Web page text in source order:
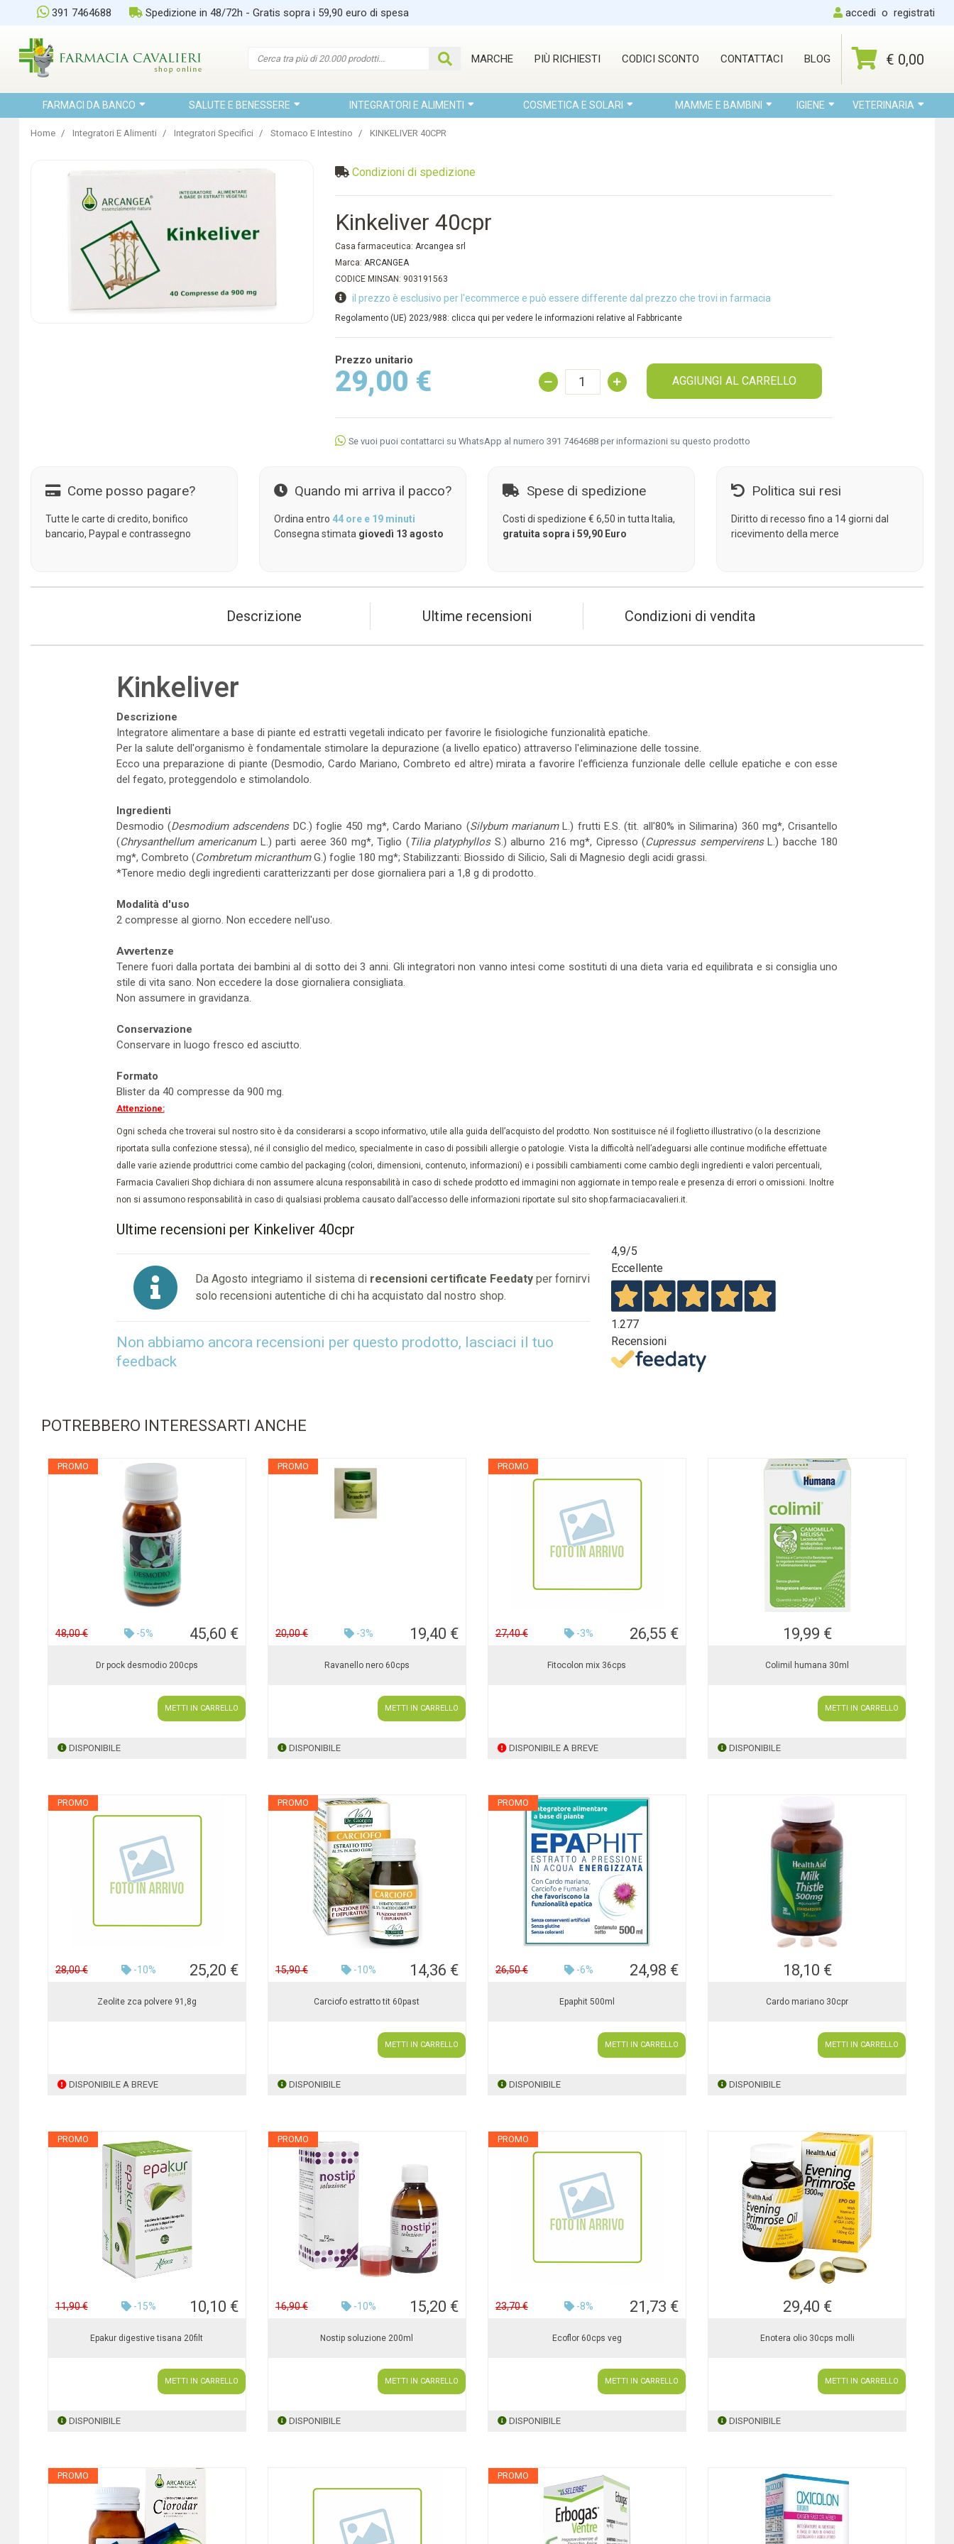
391 7464688 Spedizione in 48/72h - Gratis sopra i 59,90 euro di spesa accedi o registrati
MARCHE PIÙ RICHIESTI CODICI SCONTO CONTATTACI BLOG € 0,00
FARMACI DA BANCO SALUTE E BENESSERE INTEGRATORI E ALIMENTI COSMETICA E SOLARI MAMME E BAMBINI IGIENE VETERINARIA
Home Integratori E Alimenti Integratori Specifici Stomaco E Intestino KINKELIVER 40CPR
Condizioni di spedizione
Kinkeliver 40cpr
Casa farmaceutica:Arcangea srl
Marca:ARCANGEA
CODICE MINSAN: 903191563
il prezzo è esclusivo per l'ecommerce e può essere differente dal prezzo che trovi in farmacia
Regolamento (UE) 2023/988: clicca qui per vedere le informazioni relative al Fabbricante
Prezzo unitario
29,00 € AGGIUNGI AL CARRELLO
Se vuoi puoi contattarci su WhatsApp al numero 391 7464688 per informazioni su questo prodotto
Come posso pagare?
Tutte le carte di credito, bonifico
bancario, Paypal e contrassegno
Quando mi arriva il pacco?
Ordina entro 44 ore e 19 minuti
Consegna stimata giovedì 13 agosto
Spese di spedizione
Costi di spedizione € 6,50 in tutta Italia,
gratuita sopra i 59,90 Euro
Politica sui resi
Diritto di recesso fino a 14 giorni dal
ricevimento della merce
Descrizione Ultime recensioni Condizioni di vendita
Kinkeliver
Descrizione
Integratore alimentare a base di piante ed estratti vegetali indicato per favorire le fisiologiche funzionalità epatiche.
Per la salute dell'organismo è fondamentale stimolare la depurazione (a livello epatico) attraverso l'eliminazione delle tossine.
Ecco una preparazione di piante (Desmodio, Cardo Mariano, Combreto ed altre) mirata a favorire l'efficienza funzionale delle cellule epatiche e con esse
del fegato, proteggendolo e stimolandolo.
Ingredienti
Desmodio (Desmodium adscendensDC.) foglie 450 mg*, Cardo Mariano (Silybum marianumL.) frutti E.S. (tit. all'80% in Silimarina) 360 mg*, Crisantello
(Chrysanthellum americanumL.) parti aeree 360 mg*, Tiglio (Tilia platyphyllosS.) alburno 216 mg*, Cipresso (Cupressus sempervirensL.) bacche 180
mg*, Combreto (Combretum micranthumG.) foglie 180 mg*; Stabilizzanti: Biossido di Silicio, Sali di Magnesio degli acidi grassi.
*Tenore medio degli ingredienti caratterizzanti per dose giornaliera pari a 1,8 g di prodotto.
Modalità d'uso
2 compresse al giorno. Non eccedere nell'uso.
Avvertenze
Tenere fuori dalla portata dei bambini al di sotto dei 3 anni. Gli integratori non vanno intesi come sostituti di una dieta varia ed equilibrata e si consiglia uno
stile di vita sano. Non eccedere la dose giornaliera consigliata.
Non assumere in gravidanza.
Conservazione
Conservare in luogo fresco ed asciutto.
Formato
Blister da 40 compresse da 900 mg.
Attenzione:
Ogni scheda che troverai sul nostro sito è da considerarsi a scopo informativo, utile alla guida dell’acquisto del prodotto. Non sostituisce né il foglietto illustrativo (o la descrizione
riportata sulla confezione stessa), né il consiglio del medico, specialmente in caso di possibili allergie o patologie. Vista la difficoltà nell’adeguarsi alle continue modifiche effettuate
dalle varie aziende produttrici come cambio del packaging (colori, dimensioni, contenuto, informazioni) e i possibili cambiamenti come cambio degli ingredienti e valori percentuali,
Farmacia Cavalieri Shop dichiara di non assumere alcuna responsabilità in caso di schede prodotto ed immagini non aggiornate in tempo reale e presenza di errori o omissioni. Inoltre
non si assumono responsabilità in caso di qualsiasi problema causato dall’accesso delle informazioni riportate sul sito shop.farmaciacavalieri.it.
Ultime recensioni per Kinkeliver 40cpr
Da Agosto integriamo il sistema di recensioni certificate Feedatyper fornirvi
solo recensioni autentiche di chi ha acquistato dal nostro shop.
Non abbiamo ancora recensioni per questo prodotto, lasciaci il tuo
feedback
4,9/5
Eccellente
1.277
Recensioni
POTREBBERO INTERESSARTI ANCHE
PROMO
48,00 € -5% 45,60 €
Dr pock desmodio 200cps
METTI IN CARRELLO
DISPONIBILE
PROMO
20,00 € -3% 19,40 €
Ravanello nero 60cps
METTI IN CARRELLO
DISPONIBILE
PROMO
27,40 € -3% 26,55 €
Fitocolon mix 36cps
DISPONIBILE A BREVE
19,99 €
Colimil humana 30ml
METTI IN CARRELLO
DISPONIBILE
PROMO
28,00 € -10% 25,20 €
Zeolite zca polvere 91,8g
DISPONIBILE A BREVE
PROMO
15,90 € -10% 14,36 €
Carciofo estratto tit 60past
METTI IN CARRELLO
DISPONIBILE
PROMO
26,50 € -6% 24,98 €
Epaphit 500ml
METTI IN CARRELLO
DISPONIBILE
18,10 €
Cardo mariano 30cpr
METTI IN CARRELLO
DISPONIBILE
PROMO
11,90 € -15% 10,10 €
Epakur digestive tisana 20filt
METTI IN CARRELLO
DISPONIBILE
PROMO
16,90 € -10% 15,20 €
Nostip soluzione 200ml
METTI IN CARRELLO
DISPONIBILE
PROMO
23,70 € -8% 21,73 €
Ecoflor 60cps veg
METTI IN CARRELLO
DISPONIBILE
29,40 €
Enotera olio 30cps molli
METTI IN CARRELLO
DISPONIBILE
PROMO PROMO